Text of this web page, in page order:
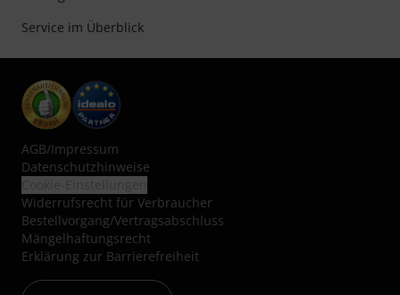
Service im Überblick
AGB/Impressum
Datenschutzhinweise
Widerrufsrecht für Verbraucher
Bestellvorgang/Vertragsabschluss
Mängelhaftungsrecht
Erklärung zur Barrierefreiheit